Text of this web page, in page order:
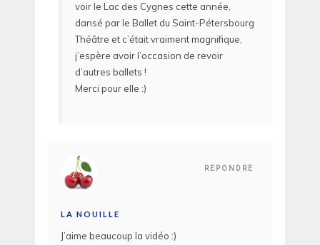
voir le Lac des Cygnes cette année,
dansé par le Ballet du Saint-Pétersbourg
Théâtre et c’était vraiment magnifique,
j’espère avoir l’occasion de revoir
d’autres ballets !
Merci pour elle :)
REPONDRE
LA NOUILLE
J’aime beaucoup la vidéo :)